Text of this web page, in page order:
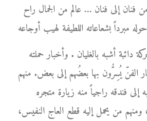
فنان إلى فنان … عالم من الجمال راح
دائبة أشبه بالغليان . وأخبار حملته
يُسِرُّون بها بعضُهم إلى بعض. منهم
إلى فندقه راجياً منه زيارة متجره
من يحمل إليه قطع العاج النفيس،